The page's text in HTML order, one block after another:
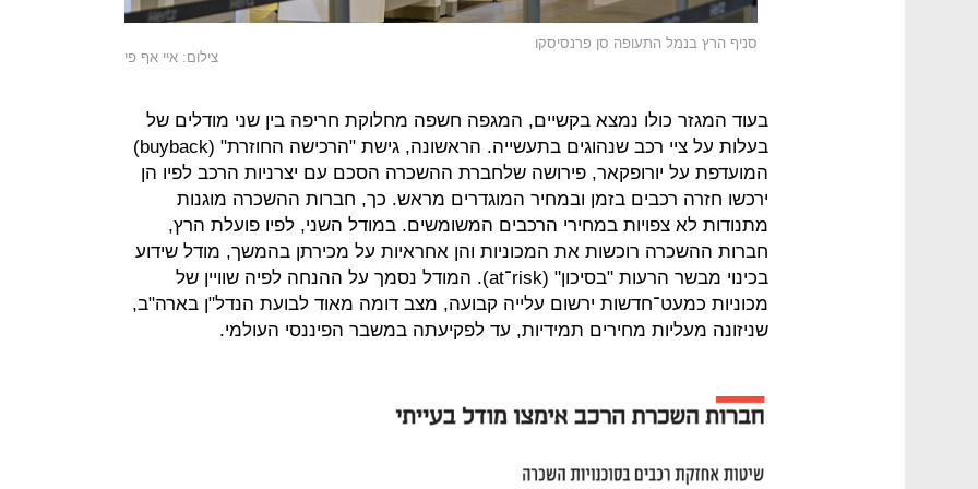
סניף הרץ בנמל התעופה סן פרנסיסקו
צילום: איי אף פי
בעוד המגזר כולו נמצא בקשיים, המגפה חשפה מחלוקת חריפה בין שני מודלים של
בעלות על ציי רכב שנהוגים בתעשייה. הראשונה, גישת "הרכישה החוזרת" (buyback)
המועדפת על יורופקאר, פירושה שלחברת ההשכרה הסכם עם יצרניות הרכב לפיו הן
ירכשו חזרה רכבים בזמן ובמחיר המוגדרים מראש. כך, חברות ההשכרה מוגנות
מתנודות לא צפויות במחירי הרכבים המשומשים. במודל השני, לפיו פועלת הרץ,
חברות ההשכרה רוכשות את המכוניות והן אחראיות על מכירתן בהמשך, מודל שידוע
בכינוי מבשר הרעות "בסיכון" (risk־at). המודל נסמך על ההנחה לפיה שוויין של
מכוניות כמעט־חדשות ירשום עלייה קבועה, מצב דומה מאוד לבועת הנדל"ן בארה"ב,
שניזונה מעליות מחירים תמידיות, עד לפקיעתה במשבר הפיננסי העולמי.